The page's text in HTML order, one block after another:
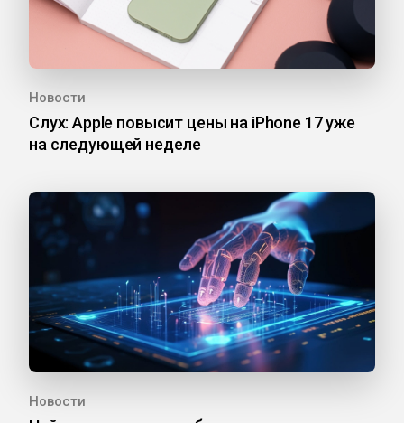
Новости
Слух: Apple повысит цены на iPhone 17 уже
на следующей неделе
Новости